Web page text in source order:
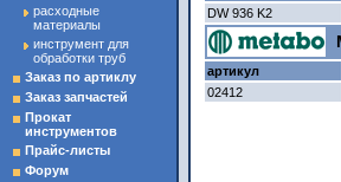
DW 936 K2
артикул
02412
расходные
материалы
инструмент для
обработки труб
Заказ по артиклу
Заказ запчастей
Прокат
инструментов
Прайс-листы
Форум